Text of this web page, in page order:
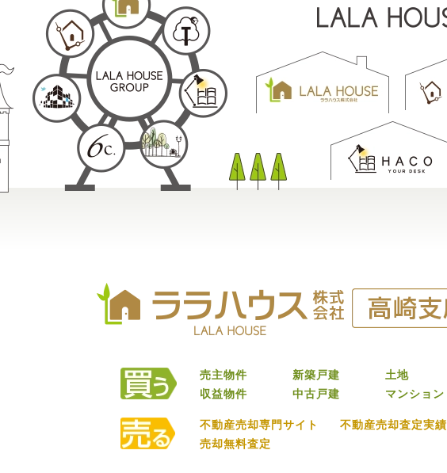
売主物件 新築戸建
土地
収益物件
中古戸建 マンション
不動産売却専門サイト
不動産売却査定実績
売却無料査定